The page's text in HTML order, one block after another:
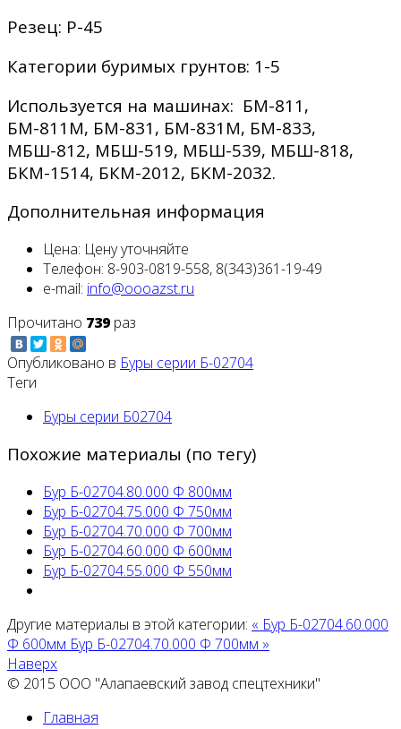
Резец: Р-45
Категории буримых грунтов: 1-5
Используется на машинах: БМ-811,
БМ-811М, БМ-831, БМ-831М, БМ-833,
МБШ-812, МБШ-519, МБШ-539, МБШ-818,
БКМ-1514, БКМ-2012, БКМ-2032.
Дополнительная информация
Цена: Цену уточняйте
Телефон: 8-903-0819-558, 8(343)361-19-49
e-mail:
Прочитано 739 раз
Опубликовано в Буры серии Б-02704
Теги
Буры серии Б02704
Похожие материалы (по тегу)
Бур Б-02704.80.000 Ф 800мм
Бур Б-02704.75.000 Ф 750мм
Бур Б-02704.70.000 Ф 700мм
Бур Б-02704.60.000 Ф 600мм
Бур Б-02704.55.000 Ф 550мм
Другие материалы в этой категории: « Бур Б-02704.60.000
Ф 600мм Бур Б-02704.70.000 Ф 700мм »
Наверх
© 2015 ООО "Алапаевский завод спецтехники"
Главная